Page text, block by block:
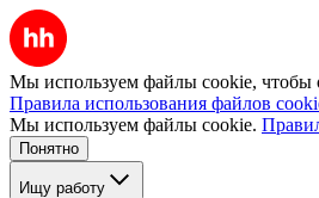
Мы используем файлы cookie, чтобы
Правила использования файлов
Мы используем файлы cookie.
Понятно
Ищу работу